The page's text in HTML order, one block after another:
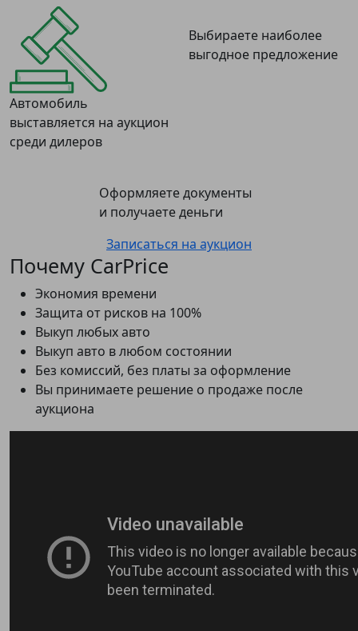
Автомобиль
выставляется на аукцион
среди дилеров
Выбираете наиболее
выгодное предложение
Оформляете документы
и получаете деньги
Записаться на аукцион
Почему CarPrice
Экономия времени
Защита от рисков на 100%
Выкуп любых авто
Выкуп авто в любом состоянии
Без комиссий, без платы за оформление
Вы принимаете решение о продаже после
аукциона